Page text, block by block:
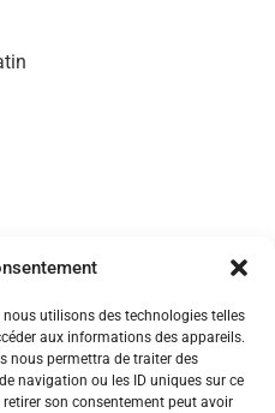
nous utilisons des technologies telles
aux informations des appareils.
nous permettra de traiter des
navigation ou les ID uniques sur ce
son consentement peut avoir